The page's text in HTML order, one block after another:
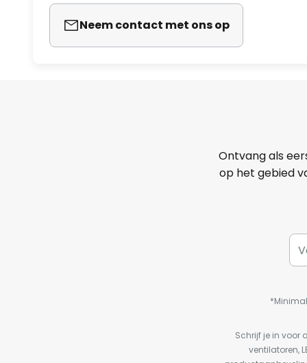
Neem contact met ons op
Ontvang als
op het gebied
Schrijf je in voor
ventilatoren,